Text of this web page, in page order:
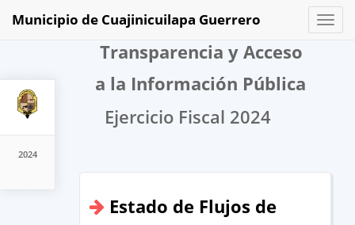
2024
Toggle
Municipio de Cuajinicuilapa Guerrero
Transparencia y Acceso
a la Información Pública
Ejercicio Fiscal 2024
Estado de Flujos de